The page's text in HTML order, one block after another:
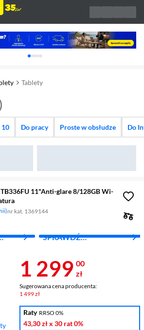
Karuzela z banerami, aktualny element 1 z
Tablety
10 Do pracy Proste w obsłudze Do
TB336FU 11"Anti-glare 8/128GB Wi-
nr kat. 1369144
SPRAWDŹ
Cena 1 299
1 299 00
zł
Sugerowana cena producenta:
1 499 zł
Raty RRSO 0%
43,30 złx 30 rat0%